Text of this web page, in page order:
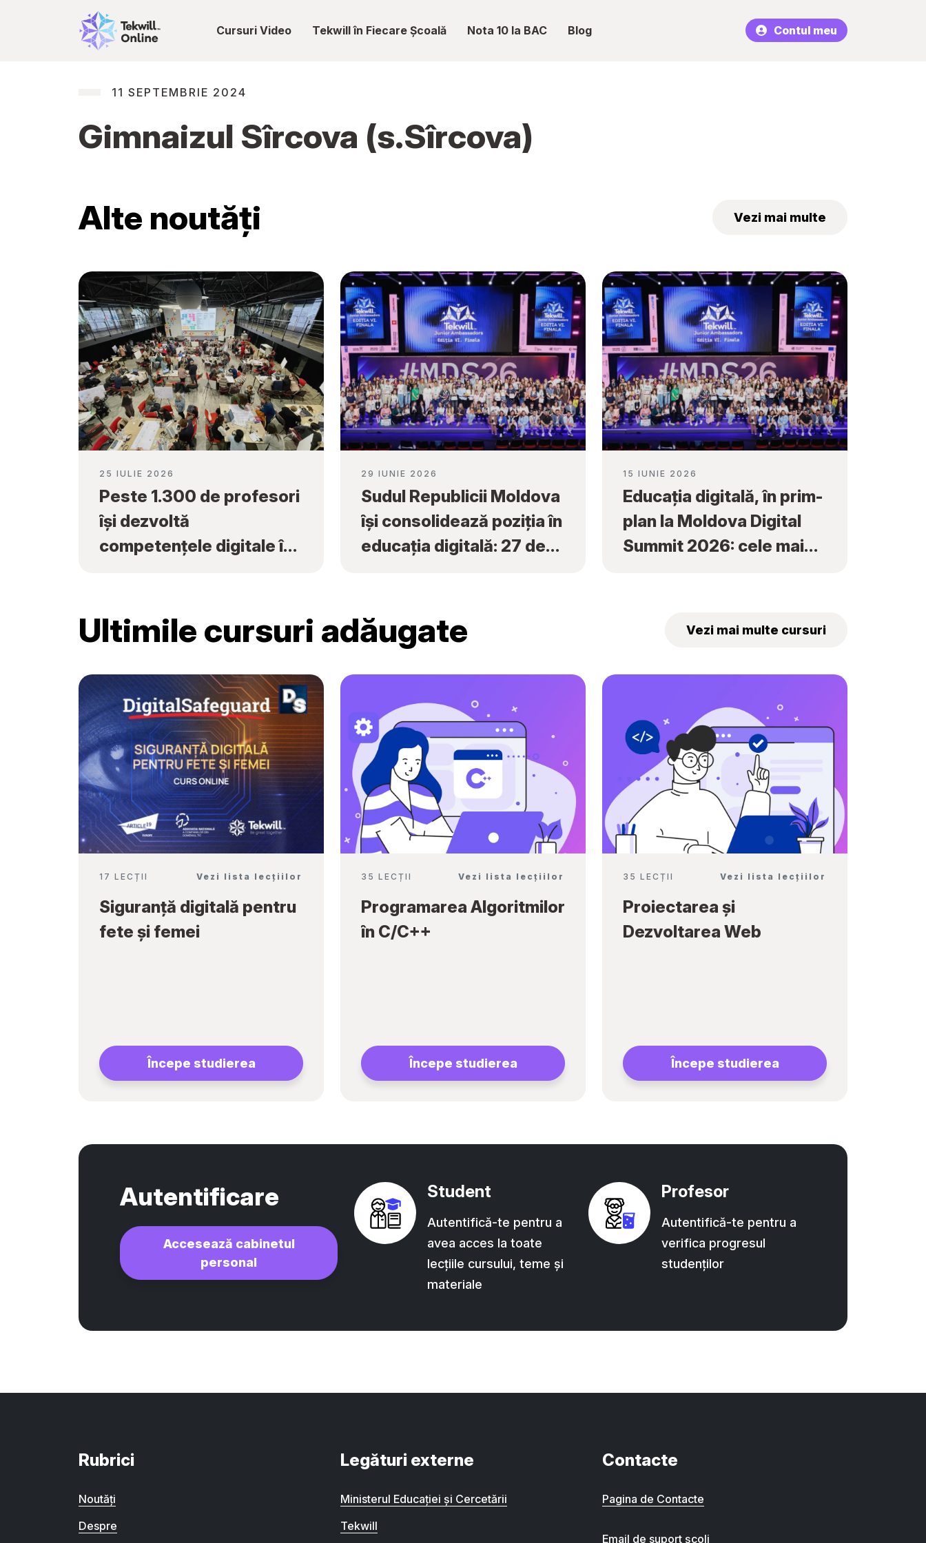
Cursuri Video Tekwill în Fiecare Școală Nota 10 la BAC Blog Contul meu
11 SEPTEMBRIE 2024
Gimnaizul Sîrcova (s.Sîrcova)
Alte noutăți
Vezi mai multe
25 IULIE 2026
Peste 1.300 de profesori
își dezvoltă
competențele digitale în
Școală”
29 IUNIE 2026
Sudul Republicii Moldova
își consolidează poziția în
educația digitală: 27 de
Ambassadors”
15 IUNIE 2026
Educația digitală, în prim-
plan la Moldova Digital
Summit 2026: cele mai
„Tekwill Junior
Ultimile cursuri adăugate Vezi mai multe cursuri
17 LECȚII Vezi lista lecțiilor
Siguranță digitală pentru
fete și femei
Începe studierea
35 LECȚII Vezi lista lecțiilor
Programarea Algoritmilor
în C/C++
Începe studierea
35 LECȚII Vezi lista lecțiilor
Proiectarea și
Dezvoltarea Web
Începe studierea
Autentificare
Accesează cabinetul
personal
Student
Autentifică-te pentru a
avea acces la toate
lecțiile cursului, teme și
materiale
Profesor
Autentifică-te pentru a
verifica progresul
studenților
Rubrici
Noutăți
Despre
Legături externe
Ministerul Educației și Cercetării
Tekwill
Contacte
Pagina de Contacte
Email de suport școli